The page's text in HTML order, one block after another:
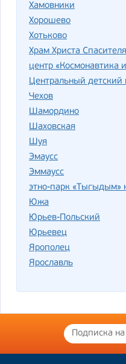
Хамовники
Хорошево
Хотьково
Храм Христа Спасителя
центр «Космонавтика
Центральный детский
Чехов
Шамордино
Шаховская
Шуя
Эмаусс
Эммаусс
этно-парк «Тыгыдым»
Южа
Юрьев-Польский
Юрьевец
Ярополец
Ярославль